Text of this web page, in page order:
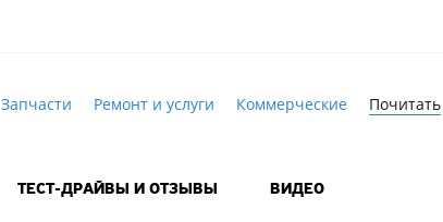
Запчасти Ремонт и услуги Коммерческие Почитать
ТЕСТ-ДРАЙВЫ И ОТЗЫВЫ ВИДЕО